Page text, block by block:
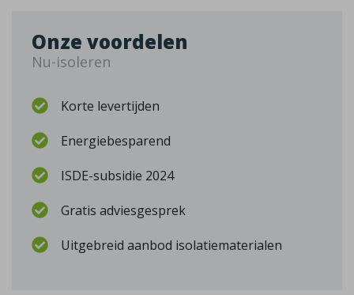
Onze voordelen
Nu-isoleren
Korte levertijden
Energiebesparend
ISDE-subsidie 2024
Gratis adviesgesprek
Uitgebreid aanbod isolatiematerialen